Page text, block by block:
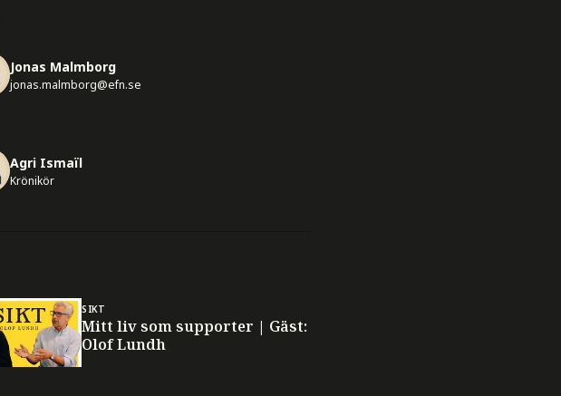
Jonas Malmborg
jonas.malmborg@efn.se
Agri Ismaïl
Krönikör
SIKT
Mitt liv som supporter | Gäst:
Olof Lundh